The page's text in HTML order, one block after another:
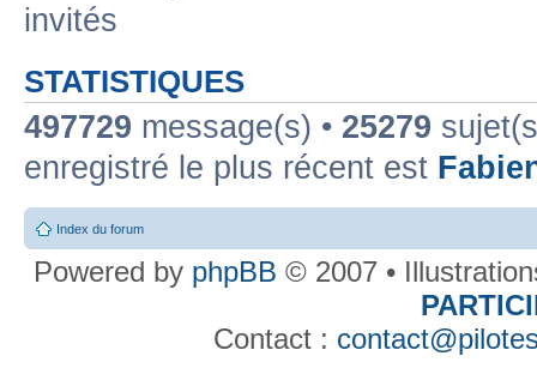
invités
STATISTIQUES
497729 message(s) • 25279
enregistré le plus récent est
Index du forum
Powered by phpBB © 2007 •
Contact :